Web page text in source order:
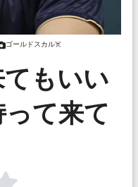
ゴールドスカル☠️
もいい
て来て